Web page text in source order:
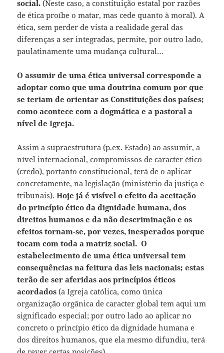
social.(Neste caso, a constituição estatal por razões
de ética proíbe o matar, mas cede quanto à moral). A
ética, sem perder de vista a realidade geral das
diferenças a ser integradas, permite, por outro lado,
paulatinamente uma mudança cultural…
O assumir de uma ética universal corresponde a
adoptar como que uma doutrina comum por que
se teriam de orientar as Constituições dos países;
como acontece com a dogmática e a pastoral a
nível de Igreja.
Assim a supraestrutura (p.ex. Estado) ao assumir, a
nível internacional, compromissos de caracter ético
(credo), portanto constitucional, terá de o aplicar
concretamente, na legislação (ministério da justiça e
tribunais). Hoje já é visível o efeito da aceitação
do princípio ético da dignidade humana, dos
direitos humanos e da não descriminação e os
efeitos tornam-se, por vezes, inesperados porque
tocam com toda a matriz social. O
estabelecimento de uma ética universal tem
consequências na feitura das leis nacionais; estas
terão de ser aferidas aos princípios éticos
acordados(a Igreja católica, como única
organização orgânica de caracter global tem aqui um
significado especial; por outro lado ao aplicar no
concreto o princípio ético da dignidade humana e
dos direitos humanos, que ela mesmo difundiu, terá